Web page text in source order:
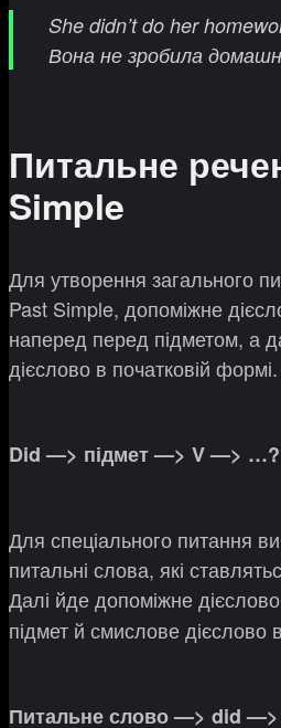
She didn’t do her
Вона не зробила
Питальне
Simple
Для утворення загального
Past Simple, допоміжне
наперед перед підметом, а
дієслово в початковій формі.
Did —> підмет —> V —> …?
Для спеціального питання
питальні слова, які
Далі йде допоміжне дієслово
підмет й смислове дієслово в
Питальне слово —> did